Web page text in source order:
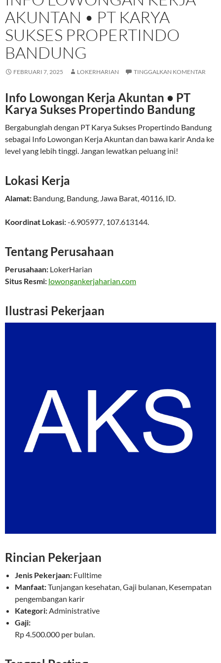
AKUNTAN • PT KARYA
SUKSES PROPERTINDO
BANDUNG
FEBRUARI 7, 2025 LOKERHARIAN TINGGALKAN KOMENTAR
Info Lowongan Kerja Akuntan • PT
Karya Sukses Propertindo Bandung
Bergabunglah dengan PT Karya Sukses Propertindo Bandung
sebagai Info Lowongan Kerja Akuntan dan bawa karir Anda ke
level yang lebih tinggi. Jangan lewatkan peluang ini!
Lokasi Kerja
Alamat: Bandung, Bandung, Jawa Barat,40116, ID.
Koordinat Lokasi:-6.905977, 107.613144.
Tentang Perusahaan
Perusahaan: LokerHarian
Situs Resmi: lowongankerjaharian.com
Ilustrasi Pekerjaan
Rincian Pekerjaan
Jenis Pekerjaan: Fulltime
Manfaat:Tunjangan kesehatan, Gaji bulanan, Kesempatan
pengembangan karir
Kategori:Administrative
Gaji:
Rp 4.500.000 per bulan.